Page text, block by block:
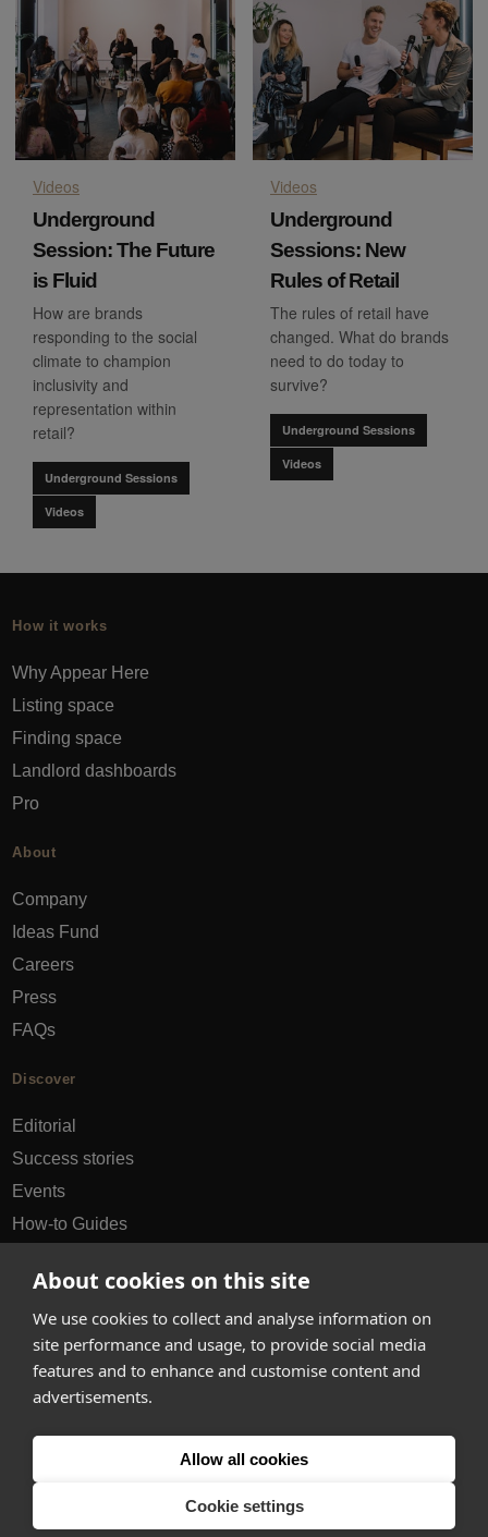
About cookies on this site
We use cookies to collect and analyse information on
site performance and usage, to provide social media
features and to enhance and customise content and
advertisements.
Allow all cookies
Cookie settings
Videos
Underground
Session: The Future
is Fluid
How are brands
responding to the social
climate to champion
inclusivity and
representation within
retail?
Underground Sessions
Videos
Videos
Underground
Sessions: New
Rules of Retail
The rules of retail have
changed. What do brands
need to do today to
survive?
Underground Sessions
Videos
How it works
Why Appear Here
Listing space
Finding space
Landlord dashboards
Pro
About
Company
Ideas Fund
Careers
Press
FAQs
Discover
Editorial
Success stories
Events
How-to Guides
hello@appearhere.co.uk
United Kingdom